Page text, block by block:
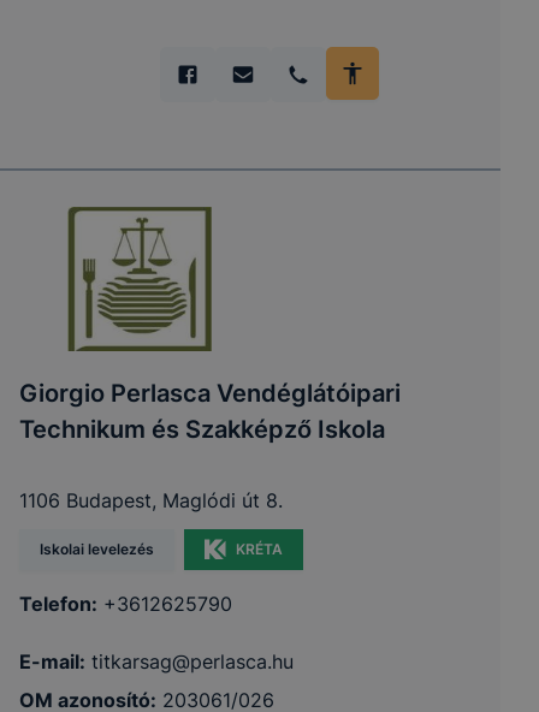
Giorgio Perlasca Vendéglátóipari
Technikum és Szakképző Iskola
1106 Budapest, Maglódi út 8.
Iskolai levelezés KRÉTA
Telefon: +3612625790
E-mail: titkarsag@perlasca.hu
OM azonosító: 203061/026